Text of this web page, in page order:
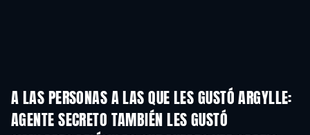
A LAS PERSONAS A LAS QUE LES GUSTÓ ARGYLLE:
AGENTE SECRETO TAMBIÉN LES GUSTÓ